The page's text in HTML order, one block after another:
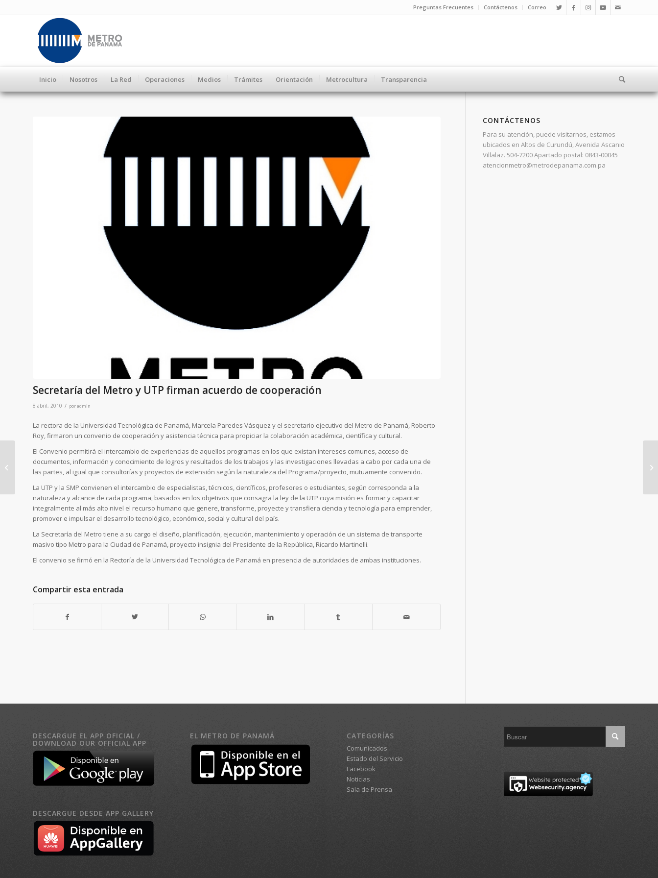
Preguntas Frecuentes Contáctenos Correo
Inicio Nosotros La Red Operaciones Medios Trámites Orientación Metrocultura Transparencia
Secretaría del Metro y UTP firman acuerdo de cooperación
8 abril, 2010 / poradmin
La rectora de la Universidad Tecnológica de Panamá, Marcela Paredes Vásquez y el secretario ejecutivo del Metro de Panamá, Roberto
Roy, firmaron un convenio de cooperación y asistencia técnica para propiciar la colaboración académica, científica y cultural.
El Convenio permitirá el intercambio de experiencias de aquellos programas en los que existan intereses comunes, acceso de
documentos, información y conocimiento de logros y resultados de los trabajos y las investigaciones llevadas a cabo por cada una de
las partes, al igual que consultorías y proyectos de extensión según la naturaleza del Programa/proyecto, mutuamente convenido.
La UTP y la SMP convienen el intercambio de especialistas, técnicos, científicos, profesores o estudiantes, según corresponda a la
naturaleza y alcance de cada programa, basados en los objetivos que consagra la ley de la UTP cuya misión es formar y capacitar
integralmente al más alto nivel el recurso humano que genere, transforme, proyecte y transfiera ciencia y tecnología para emprender,
promover e impulsar el desarrollo tecnológico, económico, social y cultural del país.
La Secretaría del Metro tiene a su cargo el diseño, planificación, ejecución, mantenimiento y operación de un sistema de transporte
masivo tipo Metro para la Ciudad de Panamá, proyecto insignia del Presidente de la República, Ricardo Martinelli.
El convenio se firmó en la Rectoría de la Universidad Tecnológica de Panamá en presencia de autoridades de ambas instituciones.
Compartir esta entrada
CONTÁCTENOS
Para su atención, puede visitarnos, estamos
ubicados en Altos de Curundú, Avenida Ascanio
Villalaz. 504-7200 Apartado postal: 0843-00045
atencionmetro@metrodepanama.com.pa
DESCARGUE EL APP OFICIAL /
DOWNLOAD OUR OFFICIAL APP
DESCARGUE DESDE APP GALLERY
EL METRO DE PANAMÁ CATEGORÍAS
Comunicados
Estado del Servicio
Facebook
Noticias
Sala de Prensa
Comité de Evaluación
precalificados para
licitación...